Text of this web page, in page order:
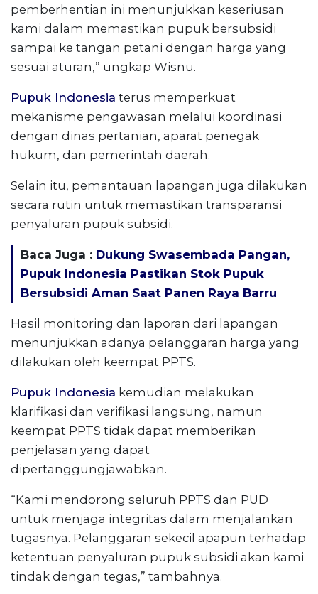
pemberhentian ini menunjukkan keseriusan
kami dalam memastikan pupuk bersubsidi
sampai ke tangan petani dengan harga yang
sesuai aturan,” ungkap Wisnu.
Pupuk Indonesia terus memperkuat
mekanisme pengawasan melalui koordinasi
dengan dinas pertanian, aparat penegak
hukum, dan pemerintah daerah.
Selain itu, pemantauan lapangan juga dilakukan
secara rutin untuk memastikan transparansi
penyaluran pupuk subsidi.
Baca Juga : Dukung Swasembada Pangan,
Pupuk Indonesia Pastikan Stok Pupuk
Bersubsidi Aman Saat Panen Raya Barru
Hasil monitoring dan laporan dari lapangan
menunjukkan adanya pelanggaran harga yang
dilakukan oleh keempat PPTS.
Pupuk Indonesia kemudian melakukan
klarifikasi dan verifikasi langsung, namun
keempat PPTS tidak dapat memberikan
penjelasan yang dapat
dipertanggungjawabkan.
“Kami mendorong seluruh PPTS dan PUD
untuk menjaga integritas dalam menjalankan
tugasnya. Pelanggaran sekecil apapun terhadap
ketentuan penyaluran pupuk subsidi akan kami
tindak dengan tegas,” tambahnya.